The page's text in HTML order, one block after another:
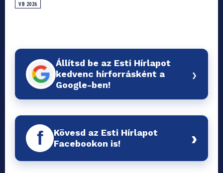
VB 2026
Állítsd be az Esti Hírlapot
kedvenc hírforrásként a
Google-ben!
›
f
Kövesd az Esti Hírlapot
Facebookon is!
›